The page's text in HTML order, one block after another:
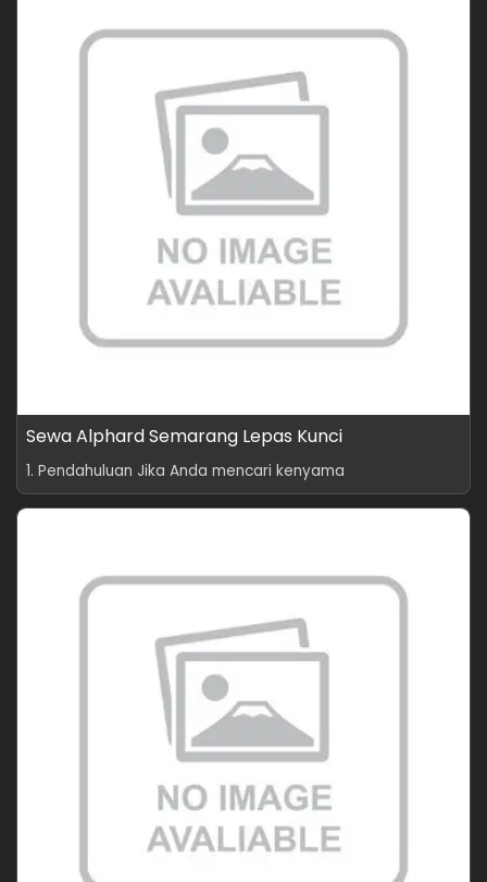
Sewa Alphard Semarang Lepas Kunci
1. Pendahuluan Jika Anda mencari kenyama